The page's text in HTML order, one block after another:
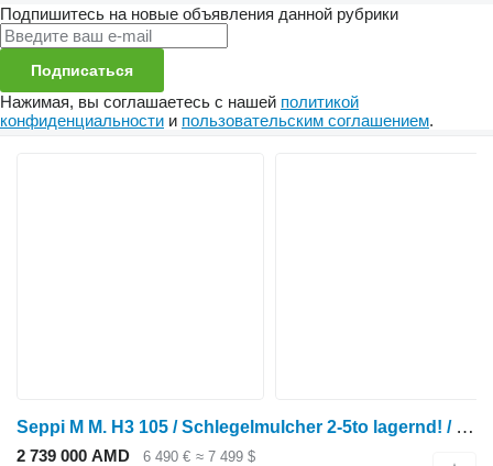
Подпишитесь на новые объявления данной рубрики
Подписаться
Нажимая, вы соглашаетесь с нашей политикой
конфиденциальности и пользовательским соглашением.
Seppi M M. H3 105 / Schlegelmulcher 2-5to lagernd! / NEU
2 739 000 AMD 6 490 € ≈ 7 499 $